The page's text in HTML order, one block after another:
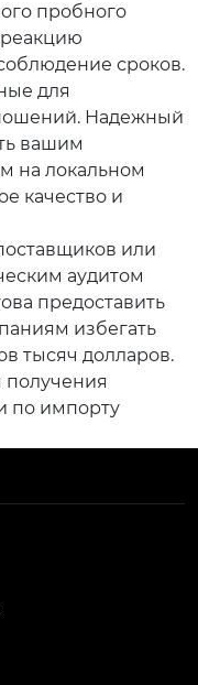
пробного
реакцию
сроков.
для
Надежный
вашим
на локальном
качество и
или
аудитом
предоставить
избегать
тысяч долларов.
получения
по импорту